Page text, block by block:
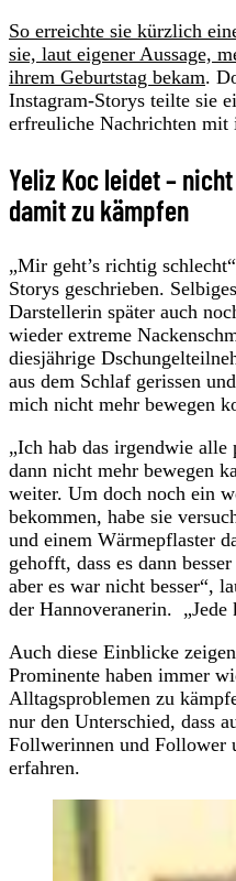
So erreichte sie kürzlich
sie, laut eigener Aussage,
ihrem Geburtstag bekam.
Instagram-Storys teilte sie
erfreuliche Nachrichten mit
Yeliz Koc leidet –
damit zu kämpfen
„Mir geht’s richtig
Storys geschrieben.
Darstellerin später auch
wieder extreme
diesjährige
aus dem Schlaf gerissen
mich nicht mehr bewegen
„Ich hab das irgendwie alle
dann nicht mehr bewegen
weiter. Um doch noch ein
bekommen, habe sie
und einem Wärmepflaster
gehofft, dass es dann
aber es war nicht besser“,
der Hannoveranerin.
Auch diese Einblicke
Prominente haben immer
Alltagsproblemen zu
nur den Unterschied, dass
Follwerinnen und Follower
erfahren.